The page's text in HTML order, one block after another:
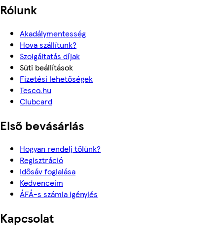
Rólunk
Akadálymentesség
Hova szállítunk?
Szolgáltatás díjak
Süti beállítások
Fizetési lehetőségek
Tesco.hu
Clubcard
Első bevásárlás
Hogyan rendelj tőlünk?
Regisztráció
Idősáv foglalása
Kedvenceim
ÁFÁ-s számla igénylés
Kapcsolat